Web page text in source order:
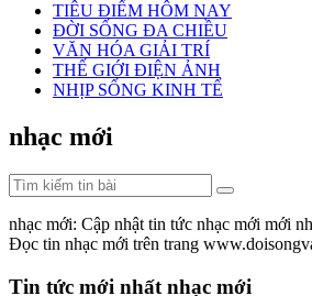
TIÊU ĐIỂM HÔM NAY
ĐỜI SỐNG ĐA CHIỀU
VĂN HÓA GIẢI TRÍ
THẾ GIỚI ĐIỆN ẢNH
NHỊP SỐNG KINH TẾ
nhạc mới
nhạc mới: Cập nhật tin tức nhạc mới mới
Đọc tin nhạc mới trên trang
Tin tức mới nhất nhạc mới